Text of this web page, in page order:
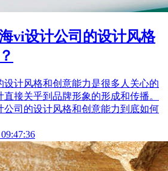
vi设计公司的设计风格
设计风格和创意能力是很多人关心的
接关乎到品牌形象的形成和传播。
公司的设计风格和创意能力到底如何